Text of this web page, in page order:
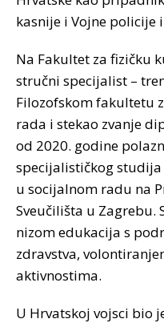
kasnije i Vojne policije
Na Fakultet za fizičku
stručni specijalist –
Filozofskom fakultetu
rada i stekao zvanje
od 2020. godine
specijalističkog
u socijalnom radu na
Sveučilišta u Zagrebu.
nizom edukacija s
zdravstva,
aktivnostima.
U Hrvatskoj vojsci bio